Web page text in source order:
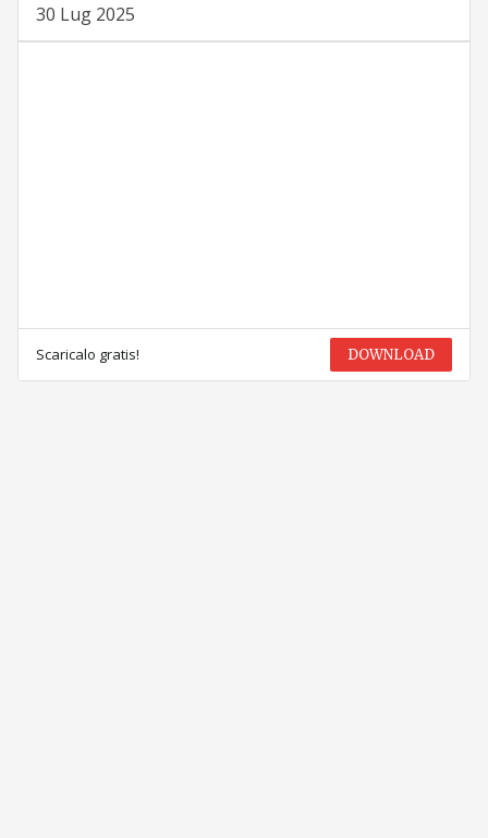
30 Lug 2025
Scaricalo gratis! DOWNLOAD